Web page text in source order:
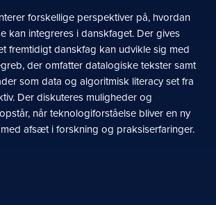
forskellige perspektiver på, hvordan
kan integreres i danskfaget. Der gives
fremtidigt danskfag kan udvikle sig med
der omfatter datalogiske tekster samt
som data og algoritmisk literacy set fra
Der diskuteres muligheder og
når teknologiforståelse bliver en ny
afsæt i forskning og praksiserfaringer.